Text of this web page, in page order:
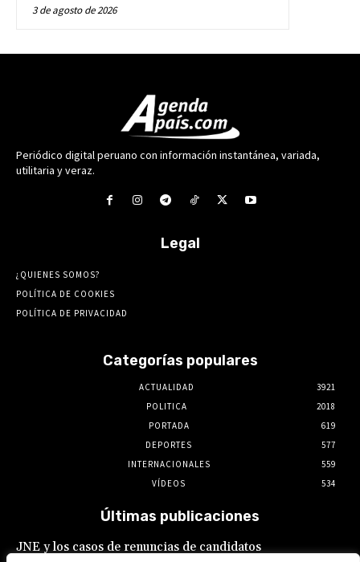
3 de agosto de 2026
Periódico digital peruano con información instantánea, variada,
utilitaria y veraz.
Legal
¿QUIENES SOMOS?
POLÍTICA DE COOKIES
POLÍTICA DE PRIVACIDAD
Categorías populares
ACTUALIDAD
3921
POLITICA
2018
PORTADA
619
DEPORTES
577
INTERNACIONALES
559
VÍDEOS
534
Últimas publicaciones
JNE y los casos de renuncias de candidatos